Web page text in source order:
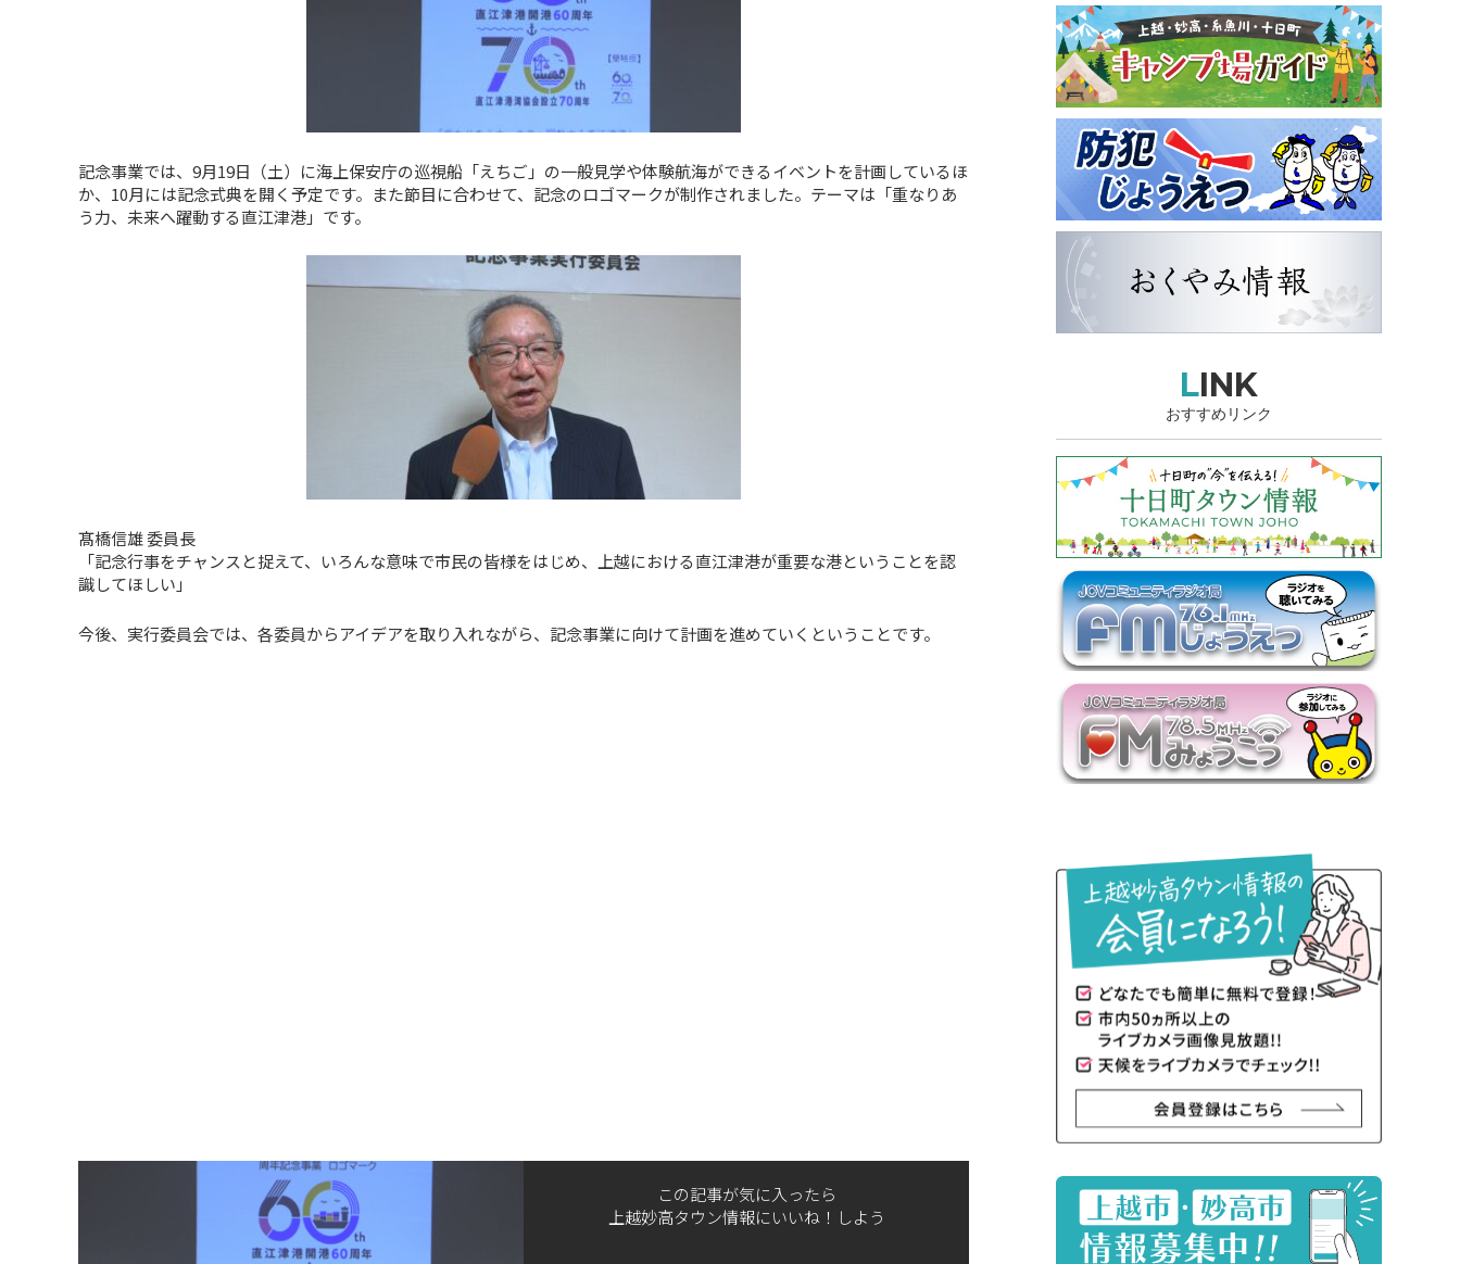
記念事業では、9月19日（土）に海上保安庁の巡視船「えちご」の一般見学や体験航海ができるイベントを計画しているほ
か、10月には記念式典を開く予定です。また節目に合わせて、記念のロゴマークが制作されました。テーマは「重なりあ
う力、未来へ躍動する直江津港」です。
髙橋信雄 委員長
「記念行事をチャンスと捉えて、いろんな意味で市民の皆様をはじめ、上越における直江津港が重要な港ということを認
識してほしい」
今後、実行委員会では、各委員からアイデアを取り入れながら、記念事業に向けて計画を進めていくということです。
この記事が気に入ったら
上越妙高タウン情報にいいね！しよう
LINK
おすすめリンク